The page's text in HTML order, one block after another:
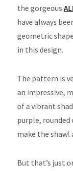
the gorgeous
have always
geometric
in this design.
The pattern is
an impressive,
of a vibrant
purple,
make the shawl
But that’s just